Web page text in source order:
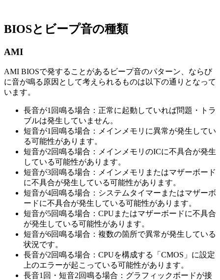
BIOSとビープ音の種類
AMI
AMI BIOSで発することがあるビープ音のパターン、ならび
に音が鳴る原因として考えられるものは以下の通りとなって
います。
長音が1回鳴る場合：正常に起動していれば問題・トラ
ブルは発生していません。
短音が1回鳴る場合：メインメモリに異常が発生してい
る可能性があります。
短音が2回鳴る場合：メインメモリのICに不具合が発生
している可能性があります。
短音が3回鳴る場合：メインメモリまたはマザーボード
に不具合が発生している可能性があります。
短音が4回鳴る場合：システムタイマーまたはマザーボ
ードに不具合が発生している可能性があります。
短音が5回鳴る場合：CPUまたはマザーボードに不具合
が発生している可能性があります。
短音が6回鳴る場合：複数の箇所で異常が発生している
状況です。
長音が2回鳴る場合：CPUを構成する「CMOS」に設定
上のエラーが起こっている可能性があります。
長音1回・短音2回鳴る場合：グラフィックボードが接